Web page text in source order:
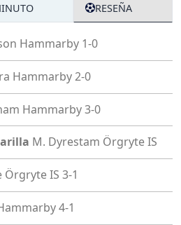
RESEÑA
Hammarby 1-0
Hammarby2-0
Hammarby3-0
M. Dyrestam Örgryte IS
Örgryte IS 3-1
4-1